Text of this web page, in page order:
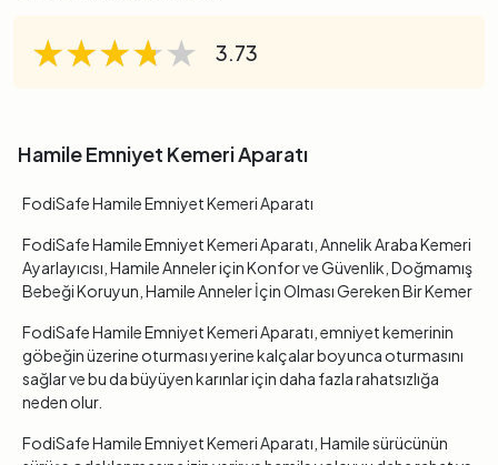
★★★★★
★★★★★
★★★★★ 3.73
Hamile Emniyet Kemeri Aparatı
FodiSafe Hamile Emniyet Kemeri Aparatı
FodiSafe Hamile Emniyet Kemeri Aparatı, Annelik Araba Kemeri
Ayarlayıcısı, Hamile Anneler için Konfor ve Güvenlik, Doğmamış
Bebeği Koruyun, Hamile Anneler İçin Olması Gereken Bir Kemer
FodiSafe Hamile Emniyet Kemeri Aparatı, emniyet kemerinin
göbeğin üzerine oturması yerine kalçalar boyunca oturmasını
sağlar ve bu da büyüyen karınlar için daha fazla rahatsızlığa
neden olur.
FodiSafe Hamile Emniyet Kemeri Aparatı, Hamile sürücünün